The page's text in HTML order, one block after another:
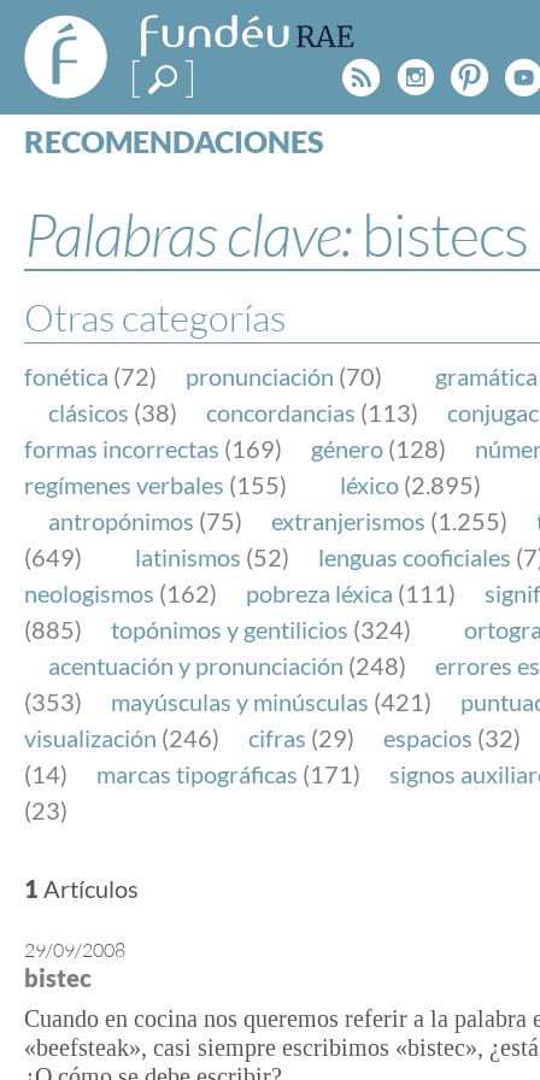
FundéuRAE
- Fundación
del Español
Urgente
Rss
RECOMENDACIONES
ESPECIALES
BLOG
NOTICIAS
SOBRE LA FUNDÉURAE
FundéuRAE es una fundación patrocinada por la
y la Real Academia Española, cuyo objetivo es
el buen uso del español en los medios de
Internet.
Palabras clave: bistecs
Otras categorías
fonética (72) pronunciación (70) gramática
clásicos (38) concordancias (113)
formas incorrectas (169) género (128)
regímenes verbales (155) léxico (2.895)
antropónimos (75) extranjerismos (1.255)
(649)
latinismos (52) lenguas cooficiales
neologismos (162) pobreza léxica (111)
(885)
topónimos y gentilicios (324)
acentuación y pronunciación (248)
errores
(353)
mayúsculas y minúsculas (421)
visualización (246) cifras (29) espacios (32)
(14)
marcas tipográficas (171)
signos
(23)
1 Artículos
29/09/2008
bistec
Cuando en cocina nos queremos referir a la palabra
«beefsteak», casi siempre escribimos «bistec»,